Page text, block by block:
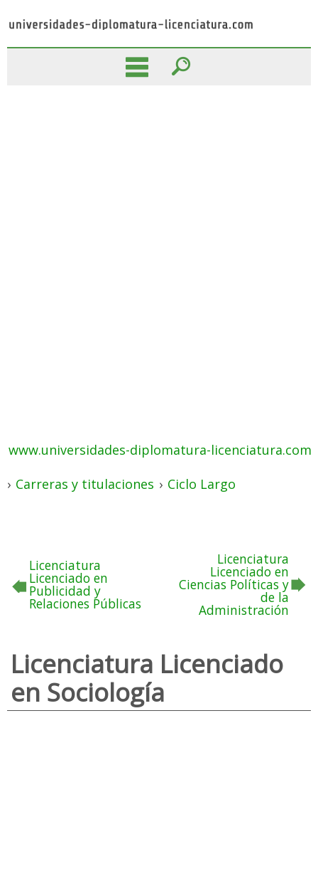
www.universidades-diplomatura-licenciatura.com
› Carreras y titulaciones › Ciclo Largo
Licenciatura
Licenciado en
Publicidad y
Relaciones Públicas
Licenciatura
Licenciado en
Ciencias Políticas y
de la
Administración
Licenciatura Licenciado
en Sociología